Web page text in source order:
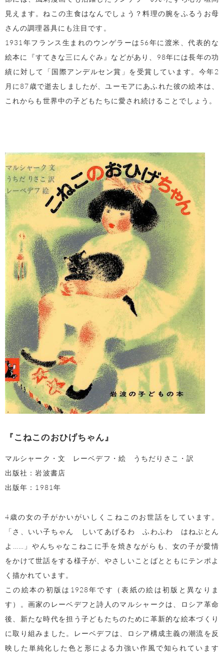
見えます。ねこの主食はなんでしょう？料理の腕をふるうお母
さんの調理器具にも注目です。
1931年フランス生まれのウンゲラーは56年に渡米、代表的な
絵本に『すてきな三にんぐみ』などがあり、98年には長年の功
績に対して「国際アンデルセン賞」を受賞しています。今年2
月に87歳で逝去しましたが、ユーモアにあふれた彼の絵本は、
これからも世界中の子どもたちに愛され続けることでしょう。
『こねこのおひげちゃん』
マルシャーク・文 レーベデフ・絵 うちだりさこ・訳
出版社：岩波書店
出版年：1981年
4歳の女の子がかいがいしくこねこのお世話をしています。
「さ、いい子ちゃん しいてあげるわ ふわふわ はねぶとん
よ……」やんちゃなこねこに手を焼きながらも、女の子が愛情
をかけて世話をする様子が、やさしいことばとともにテンポよ
く描かれています。
この絵本の初版は1928年です（表紙の絵は初版と異なりま
す）。画家のレーベデフと詩人のマルシャークは、ロシア革命
後、新たな時代を担う子どもたちのために革新的な絵本づくり
に取り組みました。レーベデフは、ロシア構成主義の潮流を反
映した単純化した色と形による力強い作風で知られています